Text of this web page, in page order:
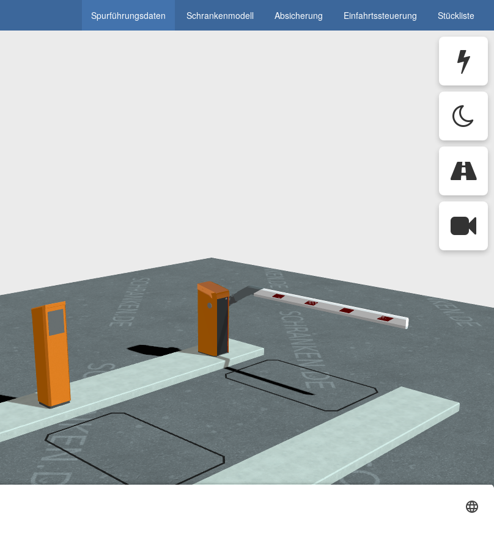
Spurführungsdaten Schrankenmodell Absicherung Einfahrtssteuerung Stückliste